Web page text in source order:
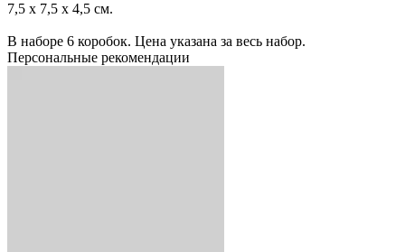
7,5 х 7,5 х 4,5 см.
В наборе 6 коробок. Цена указана за весь набор.
Персональные рекомендации